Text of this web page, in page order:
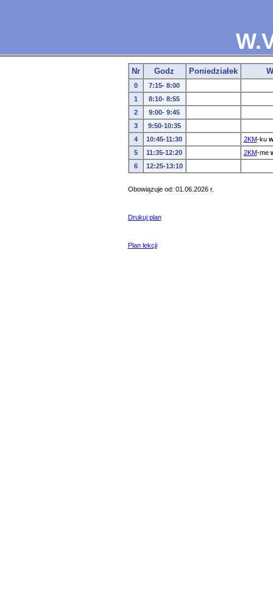
Nr Godz Poniedziałek
0
7:15- 8:00
1
8:10- 8:55
2
9:00- 9:45
3
9:50-10:35
4
10:45-11:30 2KM-ku
5
11:35-12:20 2KM-me
6
12:25-13:10
Obowiązuje od: 01.06.2026 r.
Drukuj plan
Plan lekcji